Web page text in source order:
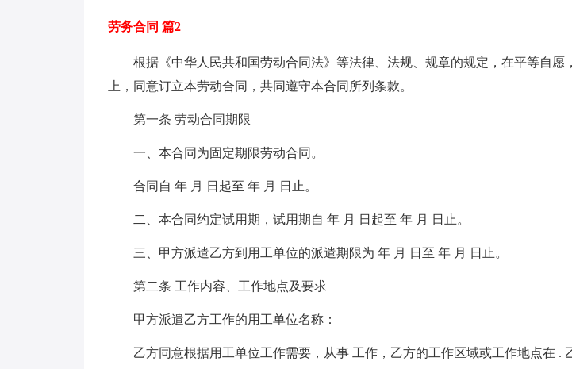
劳务合同 篇2
根据《中华人民共和国劳动合同法》等法律、法规、规章的规定，在平等自愿
上，同意订立本劳动合同，共同遵守本合同所列条款。
第一条 劳动合同期限
一、本合同为固定期限劳动合同。
合同自 年 月 日起至 年 月 日止。
二、本合同约定试用期，试用期自 年 月 日起至 年 月 日止。
三、甲方派遣乙方到用工单位的派遣期限为 年 月 日至 年 月 日止。
第二条 工作内容、工作地点及要求
甲方派遣乙方工作的用工单位名称：
乙方同意根据用工单位工作需要，从事 工作，乙方的工作区域或工作地点在 .